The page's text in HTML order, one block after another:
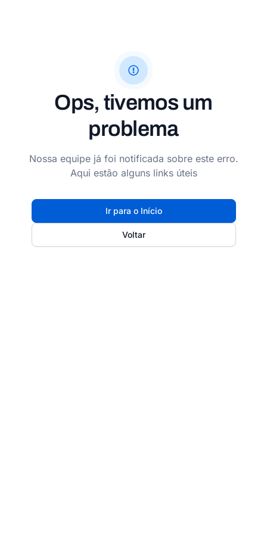
Ops, tivemos um
problema
Nossa equipe já foi notificada sobre este erro.
Aqui estão alguns links úteis
Ir para o Início
Voltar